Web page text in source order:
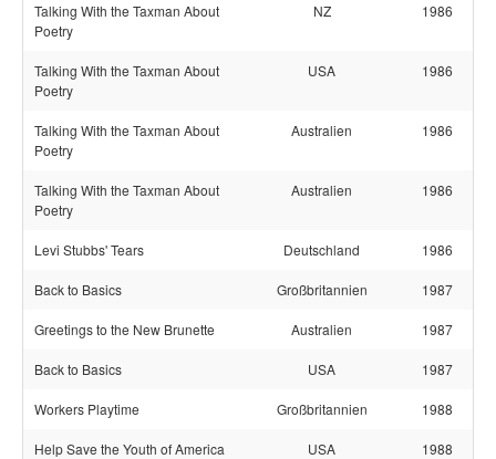
Talking With the Taxman About
Poetry
NZ 1986
Talking With the Taxman About
Poetry
USA 1986
Talking With the Taxman About
Poetry
Australien 1986
Talking With the Taxman About
Poetry
Australien 1986
Levi Stubbs' Tears Deutschland 1986
Back to Basics Großbritannien 1987
Greetings to the New Brunette Australien 1987
Back to Basics USA 1987
Workers Playtime Großbritannien 1988
Help Save the Youth of America USA 1988